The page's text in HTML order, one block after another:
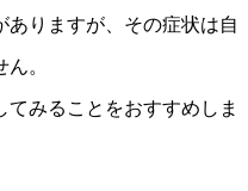
ありますが、その症状は自
。
みることをおすすめしま